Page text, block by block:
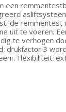
een
de remmentest
uit te voeren.
te verhogen
drukfactor 3
Flexibiliteit: